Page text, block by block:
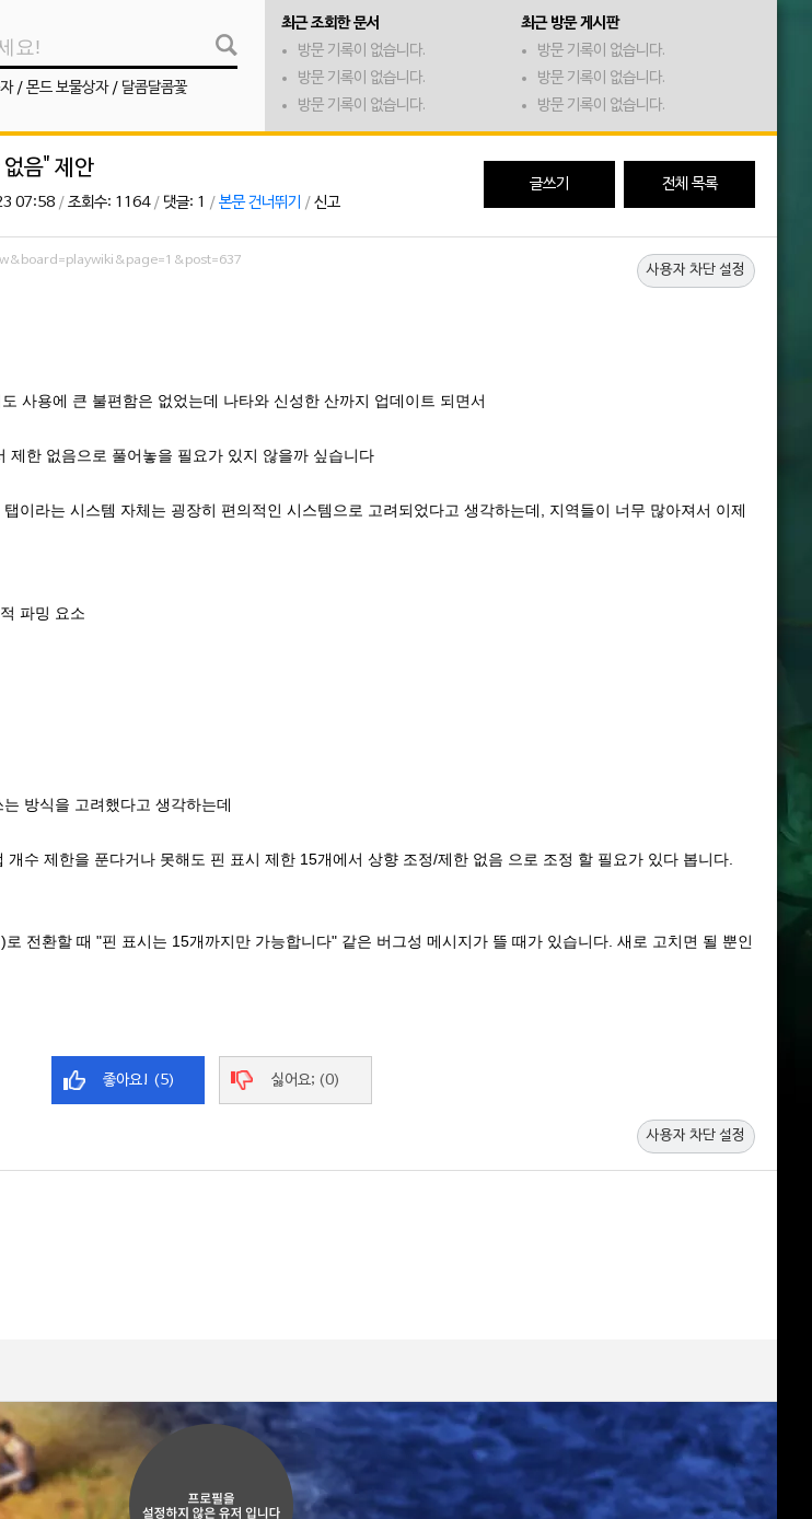
/ 몬드 보물상자/ 달콤달콤꽃
최근 조회한 문서
방문 기록이 없습니다.
방문 기록이 없습니다.
방문 기록이 없습니다.
최근 방문 게시판
방문 기록이 없습니다.
방문 기록이 없습니다.
방문 기록이 없습니다.
음" 제안
07:58 / 조회수: 1164/ 댓글: 1 / 본문 건너뛰기 / 신고
글쓰기 전체 목록
사용자 차단 설정
사용에 큰 불편함은 없었는데 나타와 신성한 산까지 업데이트 되면서
제한 없음으로 풀어놓을 필요가 있지 않을까 싶습니다
이라는 시스템 자체는 굉장히 편의적인 시스템으로 고려되었다고 생각하는데, 지역들이 너무 많아져서 이제
파밍 요소
방식을 고려했다고 생각하는데
수 제한을 푼다거나 못해도 핀 표시 제한 15개에서 상향 조정/제한 없음 으로 조정 할 필요가 있다 봅니다.
전환할 때 "핀 표시는 15개까지만 가능합니다" 같은 버그성 메시지가 뜰 때가 있습니다. 새로 고치면 될 뿐인
좋아요! (5) 싫어요; (0)
사용자 차단 설정